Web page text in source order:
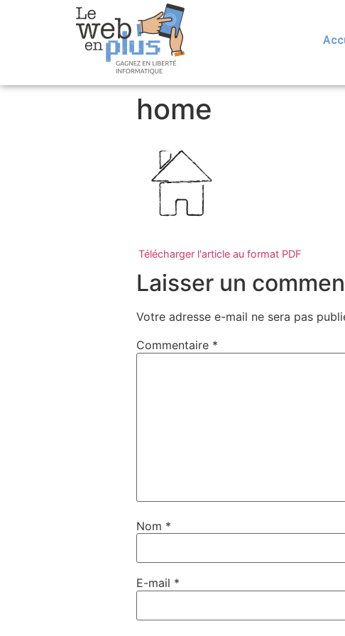
home
Télécharger l'article au format PDF
Laisser un
Votre adresse e-mail ne sera pas
Commentaire *
Nom *
E-mail *